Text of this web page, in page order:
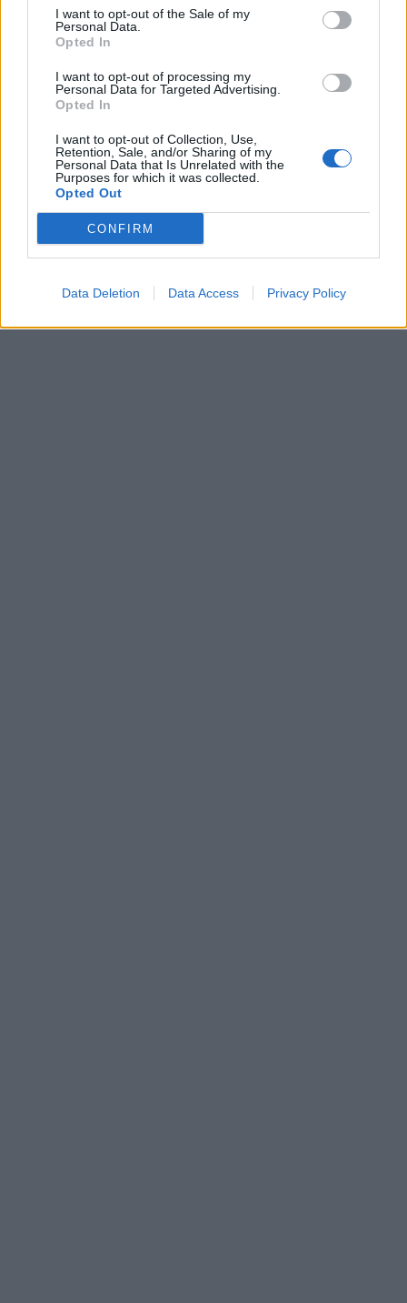
I want to opt-out of the Sale of my
Personal Data.
Opted In
I want to opt-out of processing my
Personal Data for Targeted Advertising.
Opted In
I want to opt-out of Collection, Use,
Retention, Sale, and/or Sharing of my
Personal Data that Is Unrelated with the
Purposes for which it was collected.
Opted Out
CONFIRM
Data Deletion Data Access Privacy Policy